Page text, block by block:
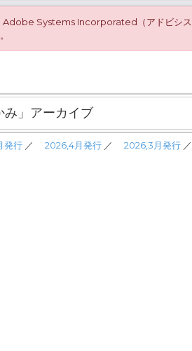
Adobe Systems Incorporated（アドビシ
み」アーカイブ
発行 ／ 2026,4月発行 ／ 2026,3月発行